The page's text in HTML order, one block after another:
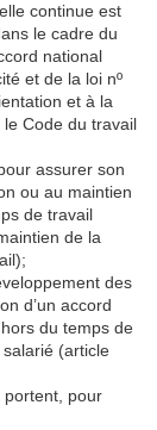
continue est
le cadre du
national
et de la loi nº
et à la
Code du travail
assurer son
ou au maintien
de travail
de la
des
d’un accord
du temps de
(article
portent, pour